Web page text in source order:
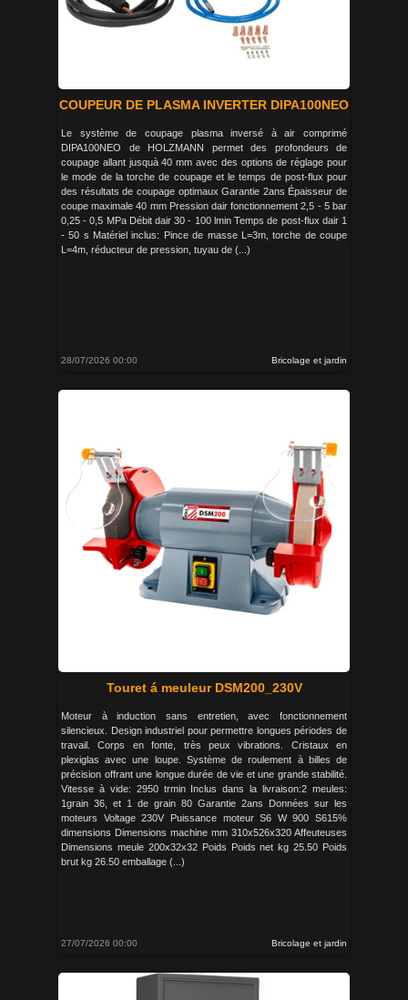
COUPEUR DE PLASMA INVERTER DIPA100NEO
Le système de coupage plasma inversé à air comprimé
DIPA100NEO de HOLZMANN permet des profondeurs de
coupage allant jusquà 40 mm avec des options de réglage pour
le mode de la torche de coupage et le temps de post-flux pour
des résultats de coupage optimaux Garantie 2ans Épaisseur de
coupe maximale 40 mm Pression dair fonctionnement 2,5 - 5 bar
0,25 - 0,5 MPa Débit dair 30 - 100 lmin Temps de post-flux dair 1
- 50 s Matériel inclus: Pince de masse L=3m, torche de coupe
L=4m, réducteur de pression, tuyau de (...)
28/07/2026 00:00 Bricolage et jardin
Touret á meuleur DSM200_230V
Moteur à induction sans entretien, avec fonctionnement
silencieux. Design industriel pour permettre longues périodes de
travail. Corps en fonte, très peux vibrations. Cristaux en
plexiglas avec une loupe. Système de roulement à billes de
précision offrant une longue durée de vie et une grande stabilité.
Vitesse à vide: 2950 trmin Inclus dans la livraison:2 meules:
1grain 36, et 1 de grain 80 Garantie 2ans Données sur les
moteurs Voltage 230V Puissance moteur S6 W 900 S615%
dimensions Dimensions machine mm 310x526x320 Affeuteuses
Dimensions meule 200x32x32 Poids Poids net kg 25.50 Poids
brut kg 26.50 emballage (...)
27/07/2026 00:00 Bricolage et jardin